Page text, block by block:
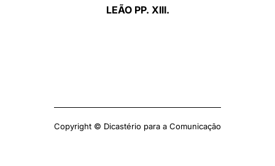
LEÃO PP. XIII.
Copyright © Dicastério para a Comunicação